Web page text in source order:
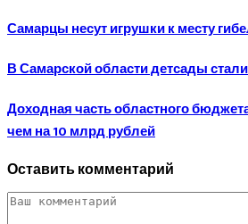
Самарцы несут игрушки к месту
В Самарской области детсады
Доходная часть областного
чем на 10 млрд рублей
Оставить комментарий